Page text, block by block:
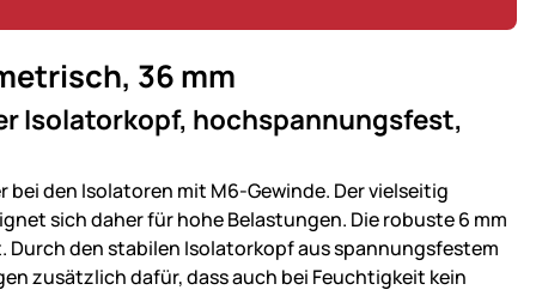
36 mm
Isolatorkopf, hochspannungsfest,
den Isolatoren mit M6-Gewinde. Der vielseitig
sich daher für hohe Belastungen. Die robuste 6 mm
den stabilen Isolatorkopf aus spannungsfestem
zusätzlich dafür, dass auch bei Feuchtigkeit kein